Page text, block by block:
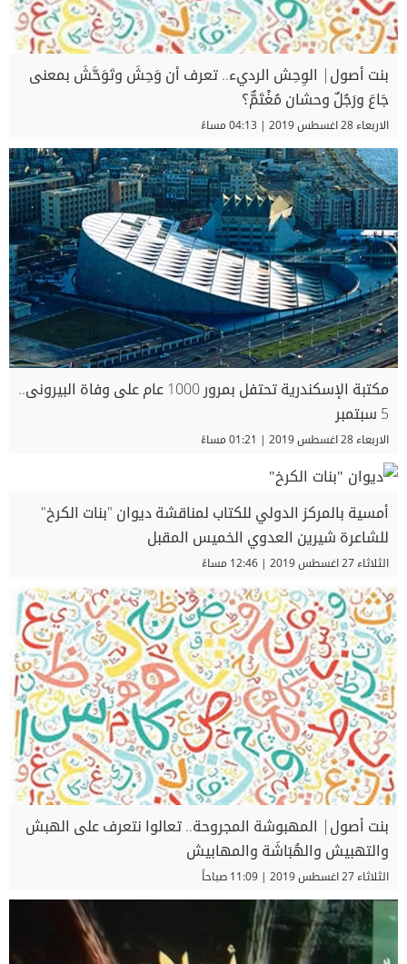
بنت أصول| الوِحِش الرديء.. تعرف أن وَحِشَ وتَوَحَّشَ بمعنى
جَاعَ ورَجُلٌ وحشان مُغْتَمٌّ؟
الاربعاء 28 اغسطس 2019 | 04:13 مساءً
مكتبة الإسكندرية تحتفل بمرور 1000 عام على وفاة البيرونى..
5 سبتمبر
الاربعاء 28 اغسطس 2019 | 01:21 مساءً
أمسية بالمركز الدولي للكتاب لمناقشة ديوان "بنات الكرخ"
للشاعرة شيرين العدوي الخميس المقبل
الثلاثاء 27 اغسطس 2019 | 12:46 مساءً
بنت أصول| المهبوشة المجروحة.. تعالوا نتعرف على الهبش
والتهبيش والهُبَاشَة والمهابيش
الثلاثاء 27 اغسطس 2019 | 11:09 صباحاً